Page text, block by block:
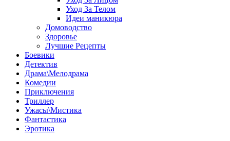
Уход За Телом
Идеи маникюра
Домоводство
Здоровье
Лучшие Рецепты
Боевики
Детектив
Драма\Мелодрама
Комедии
Приключения
Триллер
Ужасы\Мистика
Фантастика
Эротика